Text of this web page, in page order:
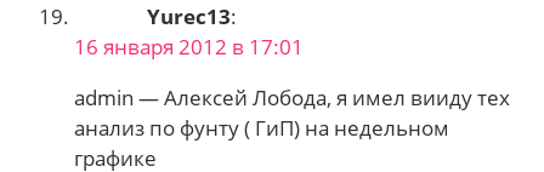
Yurec13:
16 января 2012 в 17:01
admin — Алексей Лобода, я имел вииду тех
анализ по фунту ( ГиП) на недельном
графике